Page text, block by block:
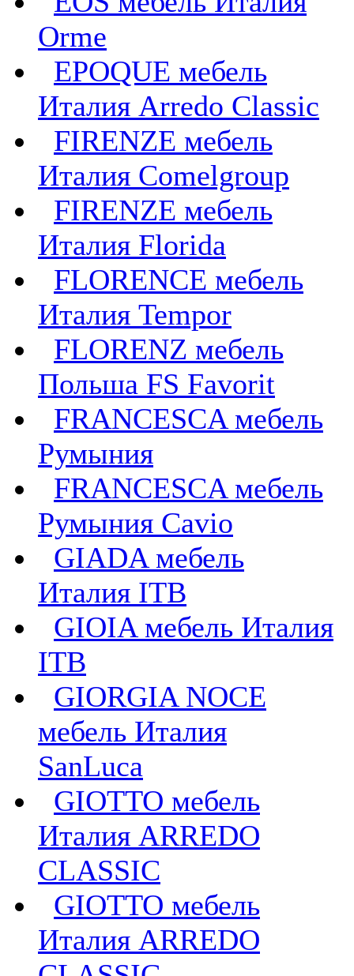
Orme
EPOQUE мебель
Италия Arredo Classic
FIRENZE мебель
Италия Comelgroup
FIRENZE мебель
Италия Florida
FLORENCE мебель
Италия Tempor
FLORENZ мебель
Польша FS Favorit
FRANCESCA мебель
Румыния
FRANCESCA мебель
Румыния Cavio
GIADA мебель
Италия ITB
GIOIA мебель Италия
ITB
GIORGIA NOCE
мебель Италия
SanLuca
GIOTTO мебель
Италия ARREDO
CLASSIC
GIOTTO мебель
Италия ARREDO